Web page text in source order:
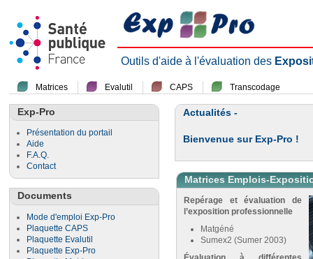
Outils d'aide à l'évaluation des
Matrices Evalutil CAPS Transcodage
Exp-Pro
Présentation du portail
Aide
F.A.Q.
Contact
Documents
Mode d'emploi Exp-Pro
Plaquette CAPS
Plaquette Evalutil
Plaquette Exp-Pro
Actualités -
Bienvenue sur Exp-Pro !
Matrices Emplois-
Repérage et évaluation de
l’exposition professionnelle
Matgéné
Sumex2 (Sumer 2003)